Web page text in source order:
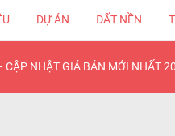
DỰ ÁN ĐẤT NỀN
CẬP NHẬT GIÁ BÁN MỚI NHẤT